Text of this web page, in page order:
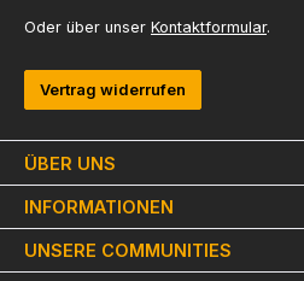
ÜBER UNS
INFORMATIONEN
Oder über unser Kontaktformular.
Vertrag widerrufen
UNSERE COMMUNITIES